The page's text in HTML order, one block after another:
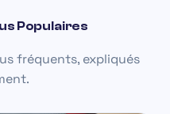
Populaires
fréquents, expliqués